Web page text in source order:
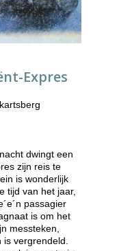
Expres
dwingt een
zijn reis te
is wonderlijk
tijd van het jaar,
passagier
is om het
messteken,
vergrendeld.